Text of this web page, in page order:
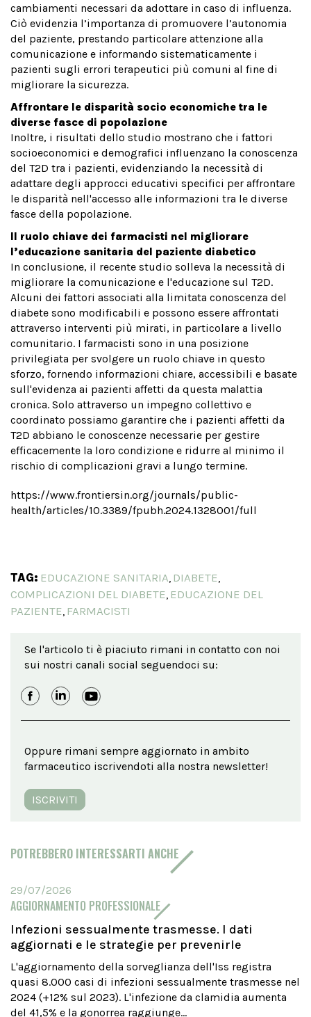
cambiamenti necessari da adottare in caso di influenza.
Ciò evidenzia l’importanza di promuovere l’autonomia
del paziente, prestando particolare attenzione alla
comunicazione e informando sistematicamente i
pazienti sugli errori terapeutici più comuni al fine di
migliorare la sicurezza.
Affrontare le disparità socio economiche tra le
diverse fasce di popolazione
Inoltre, i risultati dello studio mostrano che i fattori
socioeconomici e demografici influenzano la conoscenza
del T2D tra i pazienti, evidenziando la necessità di
adattare degli approcci educativi specifici per affrontare
le disparità nell'accesso alle informazioni tra le diverse
fasce della popolazione.
Il ruolo chiave dei farmacisti nel migliorare
l’educazione sanitaria del paziente diabetico
In conclusione, il recente studio solleva la necessità di
migliorare la comunicazione e l'educazione sul T2D.
Alcuni dei fattori associati alla limitata conoscenza del
diabete sono modificabili e possono essere affrontati
attraverso interventi più mirati, in particolare a livello
comunitario. I farmacisti sono in una posizione
privilegiata per svolgere un ruolo chiave in questo
sforzo, fornendo informazioni chiare, accessibili e basate
sull'evidenza ai pazienti affetti da questa malattia
cronica. Solo attraverso un impegno collettivo e
coordinato possiamo garantire che i pazienti affetti da
T2D abbiano le conoscenze necessarie per gestire
efficacemente la loro condizione e ridurre al minimo il
rischio di complicazioni gravi a lungo termine.
https://www.frontiersin.org/journals/public-
health/articles/10.3389/fpubh.2024.1328001/full
TAG: EDUCAZIONE SANITARIA, DIABETE,
COMPLICAZIONI DEL DIABETE, EDUCAZIONE DEL
PAZIENTE, FARMACISTI
Se l'articolo ti è piaciuto rimani in contatto con noi
sui nostri canali social seguendoci su:
Oppure rimani sempre aggiornato in ambito
farmaceutico iscrivendoti alla nostra newsletter!
ISCRIVITI
POTREBBERO INTERESSARTI ANCHE
29/07/2026
AGGIORNAMENTO PROFESSIONALE
Infezioni sessualmente trasmesse. I dati
aggiornati e le strategie per prevenirle
L'aggiornamento della sorveglianza dell'Iss registra
quasi 8.000 casi di infezioni sessualmente trasmesse nel
2024 (+12% sul 2023). L'infezione da clamidia aumenta
del 41,5% e la gonorrea raggiunge...